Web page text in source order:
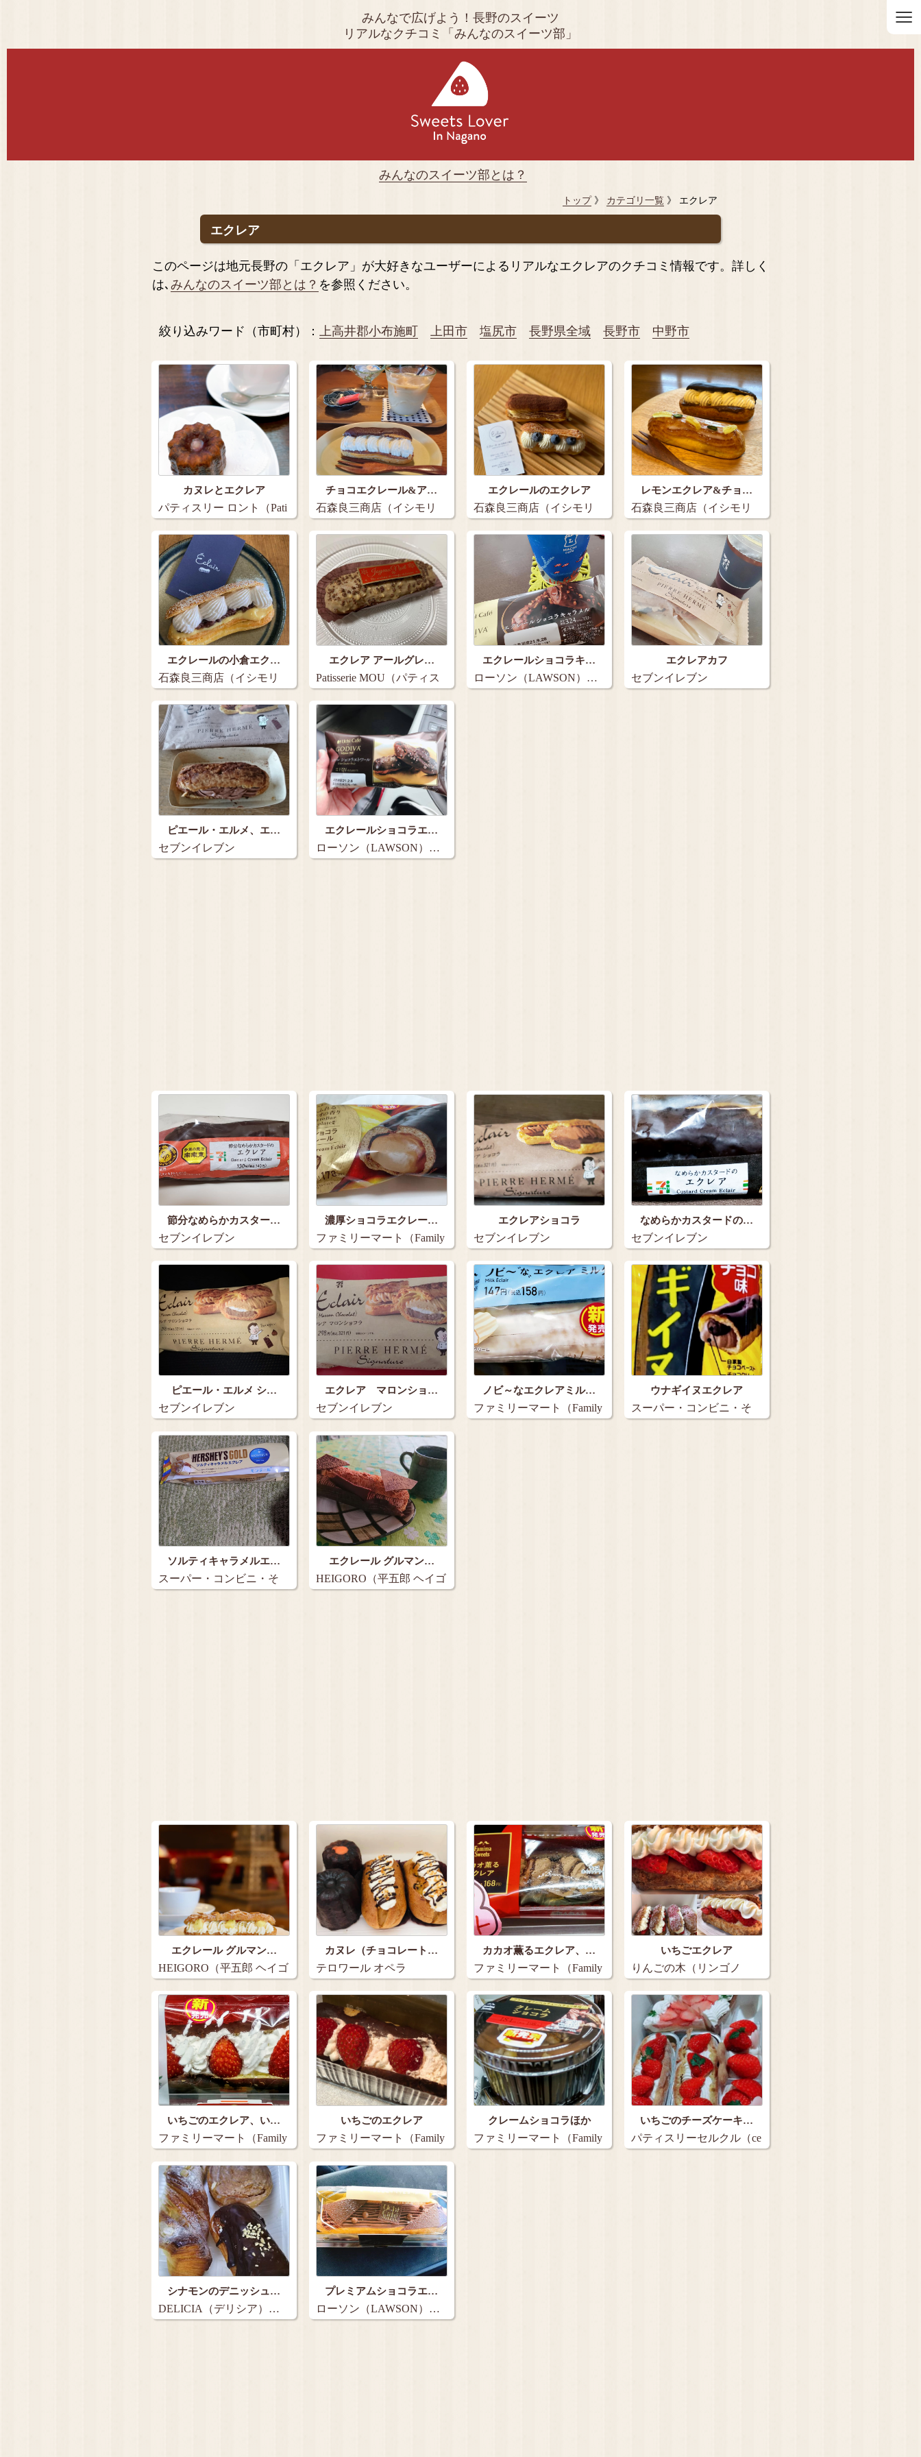
≡
みんなで広げよう！長野のスイーツ
リアルなクチコミ「みんなのスイーツ部」
みんなのスイーツ部とは？
トップ》 カテゴリ一覧 》 エクレア
エクレア
このページは地元長野の「エクレア」が大好きなユーザーによるリアルなエクレアのクチコミ情報です。詳しく
は､ みんなのスイーツ部とは？ を参照ください。
絞り込みワード（市町村）： 上高井郡小布施町 上田市 塩尻市 長野県全域 長野市 中野市
カヌレとエクレア
パティスリー ロント（Pati
sseri…
チョコエクレール&ア…
石森良三商店（イシモリ
リョウゾウショウテ…
エクレールのエクレア
石森良三商店（イシモリ
リョウゾウショウテ…
レモンエクレア&チョ…
石森良三商店（イシモリ
リョウゾウショウテ…
エクレールの小倉エク…
石森良三商店（イシモリ
リョウゾウショウテ…
エクレア アールグレ…
Patisserie MOU（パティス
リ…
エクレールショコラキ…
ローソン（LAWSON）…
エクレアカフ
セブンイレブン
ピエール・エルメ、エ…
セブンイレブン
エクレールショコラエ…
ローソン（LAWSON）…
節分なめらかカスター…
セブンイレブン
濃厚ショコラエクレー…
ファミリーマート（Family
Mart）…
エクレアショコラ
セブンイレブン
なめらかカスタードの…
セブンイレブン
ピエール・エルメ シ…
セブンイレブン
エクレア マロンショ…
セブンイレブン
ノビ～なエクレアミル…
ファミリーマート（Family
ウナギイヌエクレア
スーパー・コンビニ・そ
ソルティキャラメルエ…
スーパー・コンビニ・そ
エクレール グルマン…
HEIGORO（平五郎 ヘイゴ
エクレール グルマン…
HEIGORO（平五郎 ヘイゴ
ロウ）…
カヌレ（チョコレート…
テロワール オペラ
カカオ薫るエクレア、…
ファミリーマート（Family
Mart）…
いちごエクレア
りんごの木（リンゴノ
キ）…
いちごのエクレア、い…
ファミリーマート（Family
Mart）…
いちごのエクレア
ファミリーマート（Family
Mart）…
クレームショコラほか
ファミリーマート（Family
いちごのチーズケーキ…
パティスリーセルクル（ce
シナモンのデニッシュ…
DELICIA（デリシア）…
プレミアムショコラエ…
ローソン（LAWSON）…